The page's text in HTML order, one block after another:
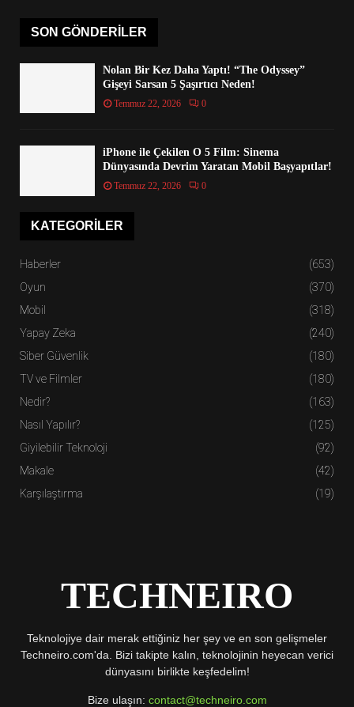
SON GÖNDERILER
Nolan Bir Kez Daha Yaptı! “The Odyssey”
Gişeyi Sarsan 5 Şaşırtıcı Neden!
Temmuz 22, 2026 0
iPhone ile Çekilen O 5 Film: Sinema
Dünyasında Devrim Yaratan Mobil Başyapıtlar!
Temmuz 22, 2026 0
KATEGORILER
Haberler
(653)
Oyun
(370)
Mobil
(318)
Yapay Zeka
(240)
Siber Güvenlik
(180)
TV ve Filmler
(180)
Nedir?
(163)
Nasıl Yapılır?
(125)
Giyilebilir Teknoloji
(92)
Makale
(42)
Karşılaştırma
(19)
TECHNEIRO
Teknolojiye dair merak ettiğiniz her şey ve en son gelişmeler
Techneiro.com'da. Bizi takipte kalın, teknolojinin heyecan verici
dünyasını birlikte keşfedelim!
Bize ulaşın: contact@techneiro.com